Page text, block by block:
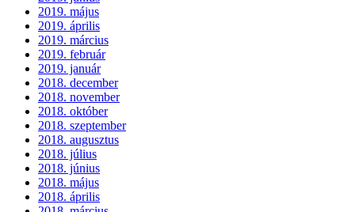
2019. május
2019. április
2019. március
2019. február
2019. január
2018. december
2018. november
2018. október
2018. szeptember
2018. augusztus
2018. július
2018. június
2018. május
2018. április